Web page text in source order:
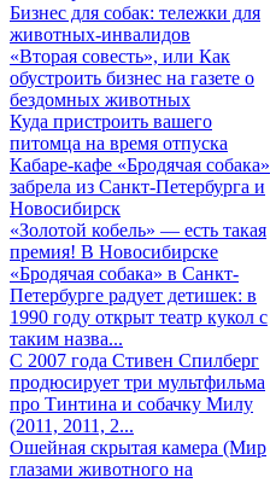
Бизнес для собак: тележки для
животных-инвалидов
«Вторая совесть», или Как
обустроить бизнес на газете о
бездомных животных
Куда пристроить вашего
питомца на время отпуска
Кабаре-кафе «Бродячая собака»
забрела из Санкт-Петербурга и
Новосибирск
«Золотой кобель» — есть такая
премия! В Новосибирске
«Бродячая собака» в Санкт-
Петербурге радует детишек: в
1990 году открыт театр кукол с
таким назва...
С 2007 года Стивен Спилберг
продюсирует три мультфильма
про Тинтина и собачку Милу
(2011, 2011, 2...
Ошейная скрытая камера (Мир
глазами животного на